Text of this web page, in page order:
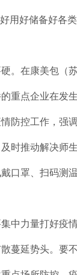
用好储备好各
。在康美包（
重点企业在发
防控工作，强
时推动解决师
口罩、扫码测
中力量打好疫
蔓延势头。要